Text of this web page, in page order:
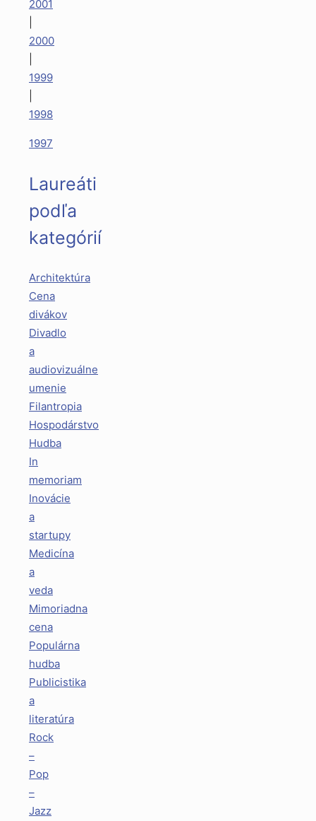
2001
2000
1999
1998
1997
Laureáti
podľa
kategórií
Architektúra
Cena
divákov
Divadlo
a
audiovizuálne
umenie
Filantropia
Hospodárstvo
Hudba
In
memoriam
Inovácie
a
startupy
Medicína
a
veda
Mimoriadna
cena
Populárna
hudba
Publicistika
a
literatúra
Rock
–
Pop
–
Jazz